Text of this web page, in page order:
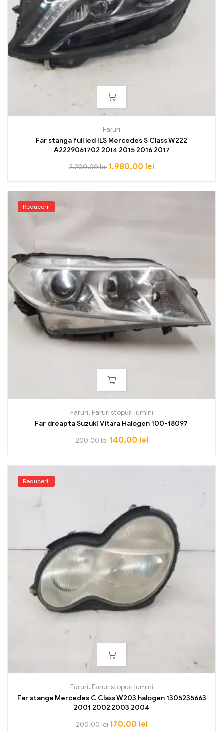
Faruri
Far stanga full led ILS Mercedes S Class W222
A2229061702 2014 2015 2016 2017
2.200,00lei 1.980,00 lei
Reduceri!
Faruri, Faruri stopuri lumini
Far dreapta Suzuki Vitara Halogen 100-18097
200,00lei 140,00 lei
Reduceri!
Faruri, Faruri stopuri lumini
Far stanga Mercedes C Class W203 halogen 1305235663
2001 2002 2003 2004
200,00lei 170,00 lei